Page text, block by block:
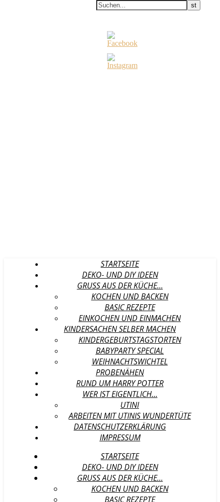
STARTSEITE
DEKO- UND DIY IDEEN
GRUSS AUS DER KÜCHE…
KOCHEN UND BACKEN
BASIC REZEPTE
EINKOCHEN UND EINMACHEN
KINDERSACHEN SELBER MACHEN
KINDERGEBURTSTAGSTORTEN
BABYPARTY SPECIAL
WEIHNACHTSWICHTEL
PROBENÄHEN
RUND UM HARRY POTTER
WER IST EIGENTLICH…
UTINI
ARBEITEN MIT UTINIS WUNDERTÜTE
DATENSCHUTZERKLÄRUNG
IMPRESSUM
STARTSEITE
DEKO- UND DIY IDEEN
GRUSS AUS DER KÜCHE…
KOCHEN UND BACKEN
BASIC REZEPTE